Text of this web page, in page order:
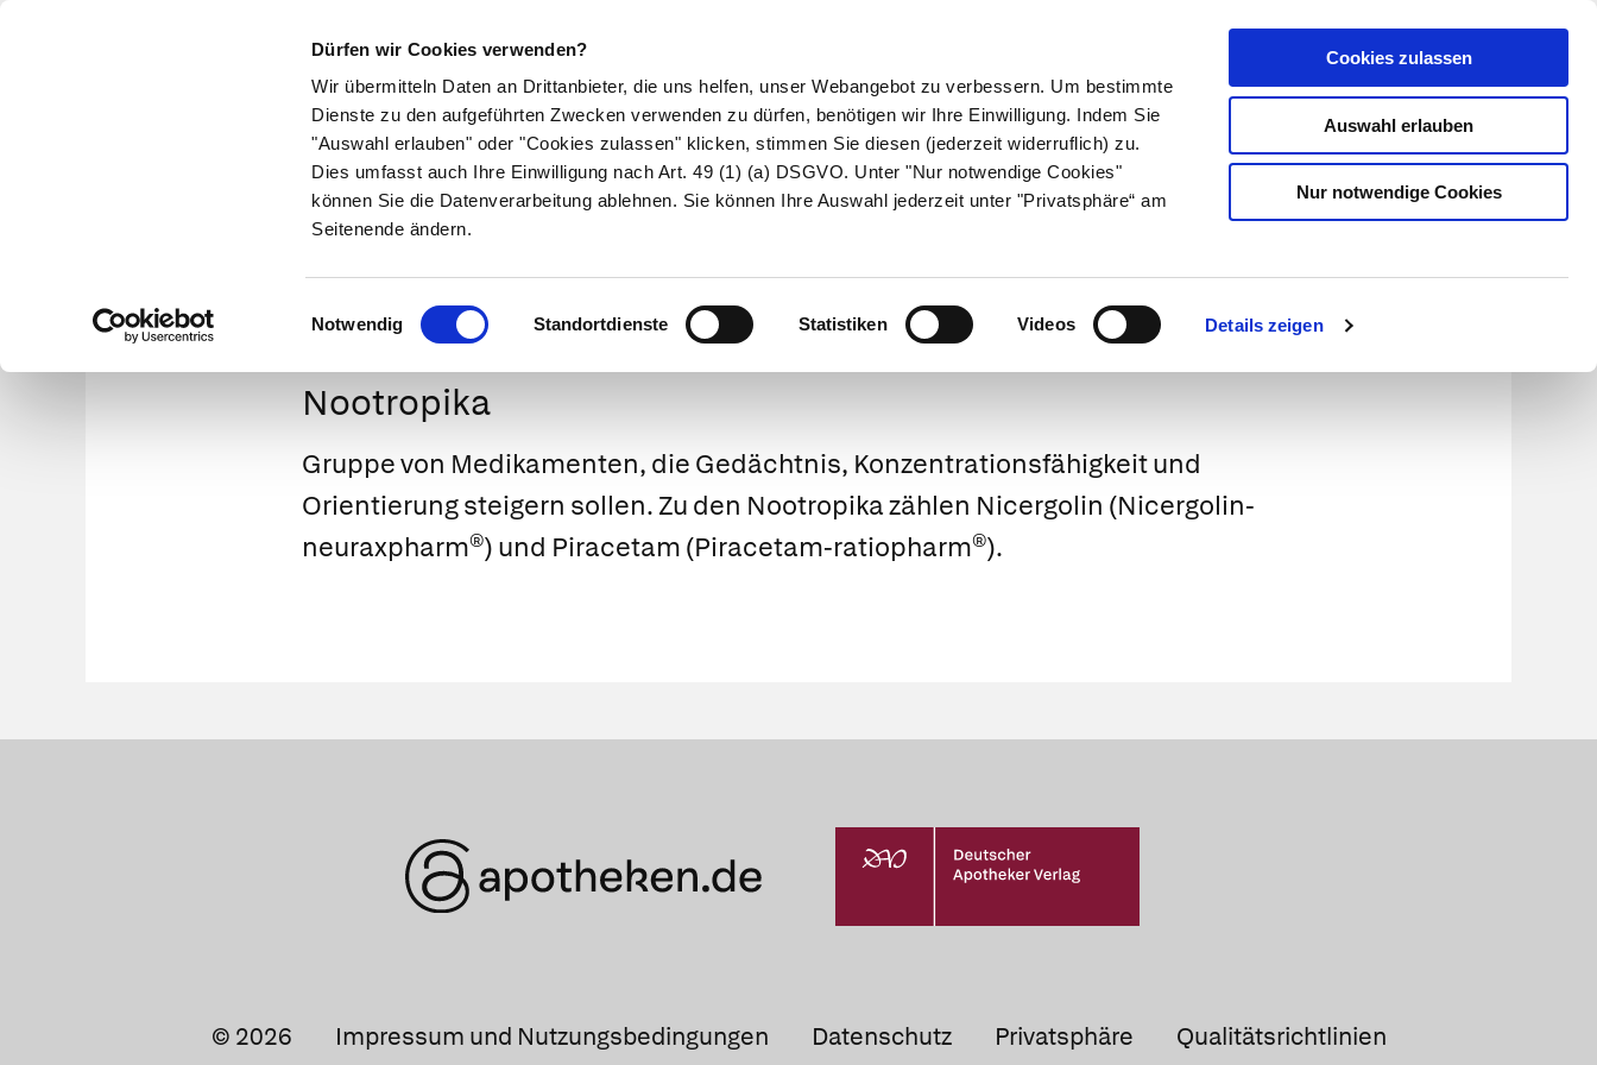
Dürfen wir Cookies verwenden?
Wir übermitteln Daten an Drittanbieter, die uns helfen, unser Webangebot zu verbessern. Um bestimmte
Dienste zu den aufgeführten Zwecken verwenden zu dürfen, benötigen wir Ihre Einwilligung. Indem Sie
"Auswahl erlauben" oder "Cookies zulassen" klicken, stimmen Sie diesen (jederzeit widerruflich) zu.
Dies umfasst auch Ihre Einwilligung nach Art. 49 (1) (a) DSGVO. Unter "Nur notwendige Cookies"
können Sie die Datenverarbeitung ablehnen. Sie können Ihre Auswahl jederzeit unter "Privatsphäre“ am
Seitenende ändern.
Einwilligungsauswahl
Notwendig Standortdienste Statistiken Videos Details zeigen
Cookies zulassen
Auswahl erlauben
Nur notwendige Cookies
Kundenlogin
Suche
Symptome Therapie Medikamente Naturheilkunde Eltern & Kind Gesund leben Über uns
Medizinlexikon
Nootropika
Gruppe von Medikamenten, die Gedächtnis, Konzentrationsfähigkeit und
Orientierung steigern sollen. Zu den Nootropika zählen Nicergolin (Nicergolin-
neuraxpharm®) und Piracetam (Piracetam-ratiopharm®).
© 2026 Impressum und Nutzungsbedingungen Datenschutz Privatsphäre Qualitätsrichtlinien